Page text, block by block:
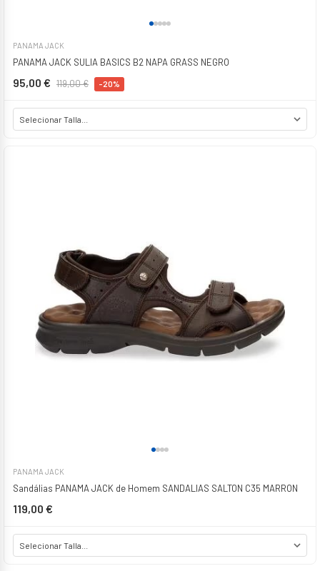
PANAMA JACK
PANAMA JACK SULIA BASICS B2 NAPA GRASS NEGRO
95,00 € 119,00 € -20%
PANAMA JACK
Sandálias PANAMA JACK de Homem SANDALIAS SALTON C35 MARRON
119,00 €